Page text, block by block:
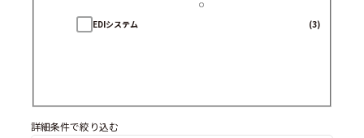
EDIシステム (3)
詳細条件で絞り込む